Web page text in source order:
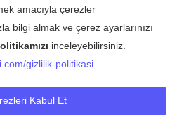
Tüm Hakları Saklıdır.
Gizlilik Politikası İletişim
amacıyla çerezler
bilgi almak ve çerez ayarlarınızı
inceleyebilirsiniz.
gizlilik-politikasi
Kabul Et